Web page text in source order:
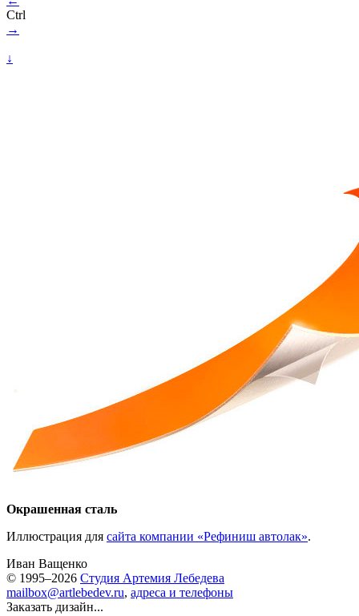
Ctrl
→
↓
Окрашенная сталь
Иллюстрация для сайта компании «Рефиниш автолак».
Иван Ващенко
© 1995–2026 Студия Артемия Лебедева
mailbox@artlebedev.ru, адреса и телефоны
Заказать дизайн...